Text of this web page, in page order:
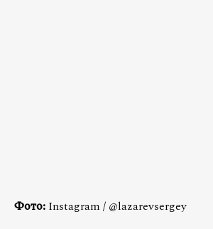
Фото: Instagram / @lazarevsergey